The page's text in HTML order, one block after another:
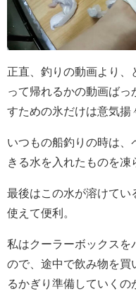
正直、釣りの動画より
って帰れるかの動画ば
すための氷だけは意気揚
いつもの船釣りの時は
きる水を入れたものを凍
最後はこの水が溶けてい
使えて便利。
私はクーラーボックスを
ので、途中で飲み物を買
るかぎり準備していくの